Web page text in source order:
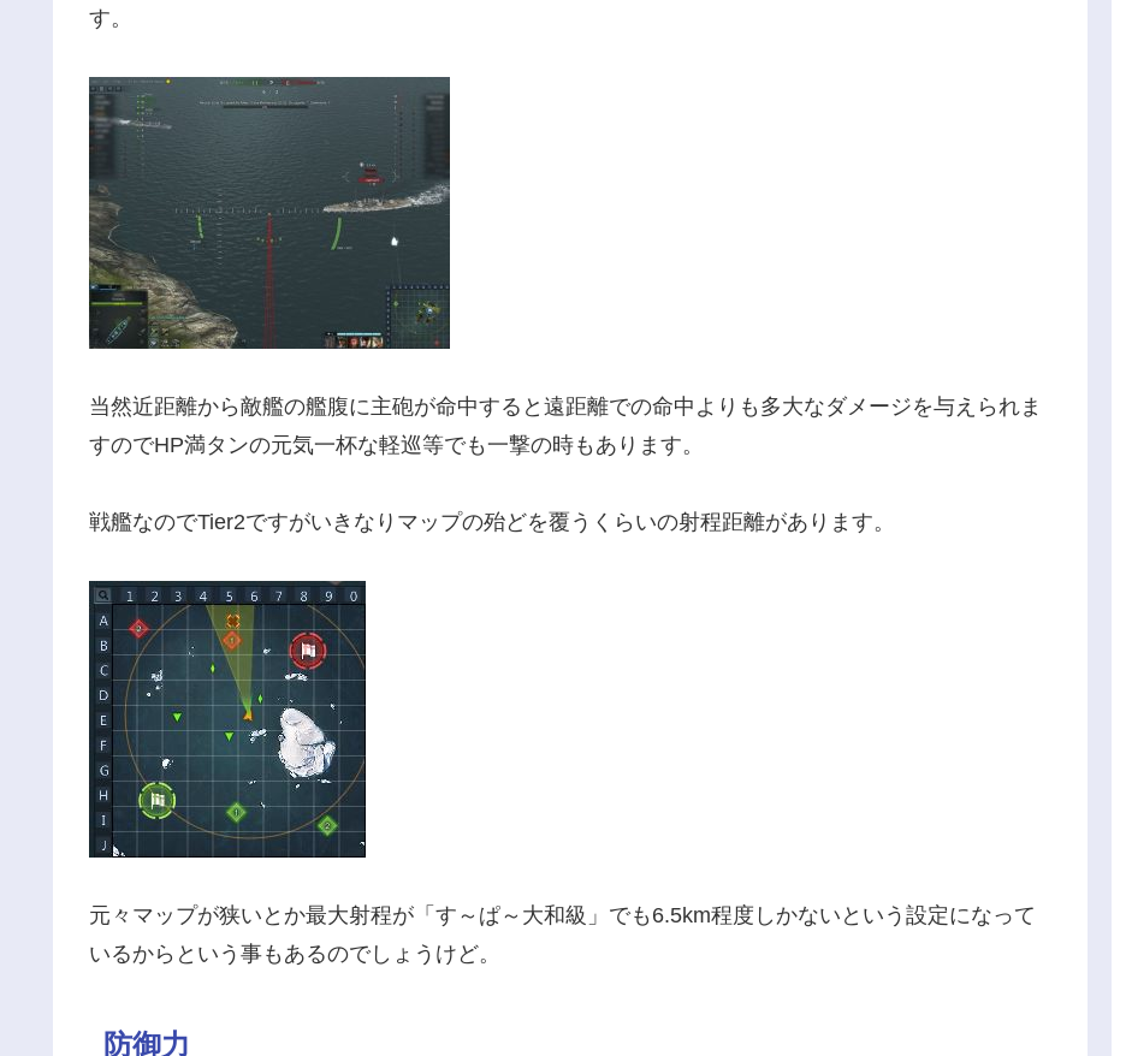
す。
当然近距離から敵艦の艦腹に主砲が命中すると遠距離での命中よりも多大なダメージを与えられま
すのでHP満タンの元気一杯な軽巡等でも一撃の時もあります。
戦艦なのでTier2ですがいきなりマップの殆どを覆うくらいの射程距離があります。
元々マップが狭いとか最大射程が「す～ぱ～大和級」でも6.5km程度しかないという設定になって
いるからという事もあるのでしょうけど。
防御力